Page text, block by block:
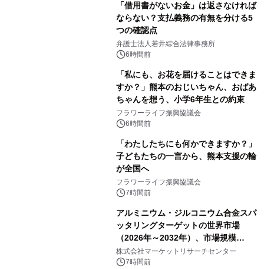
「借用書がないお金」は返さなければ
ならない？支払義務の有無を分ける5
つの確認点
弁護士法人若井綜合法律事務所
6時間前
「私にも、お花を届けることはできま
すか？」熊本のおじいちゃん、おばあ
ちゃんを想う、小学6年生との約束
フラワーライフ振興協議会
6時間前
「わたしたちにも何かできますか？」
子どもたちの一言から、熊本支援の輪
が全国へ
フラワーライフ振興協議会
7時間前
アルミニウム・ジルコニウム合金スパ
ッタリングターゲットの世界市場
（2026年～2032年）、市場規模
（0.995、0.999、その他）・分析レポ
ートを発表
株式会社マーケットリサーチセンター
7時間前